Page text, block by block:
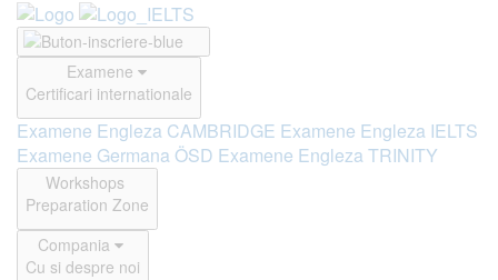
Examene
Certificari internationale
Examene Engleza CAMBRIDGE Examene Engleza IELTS
Examene Germana ÖSD Examene Engleza TRINITY
Workshops
Preparation Zone
Compania
Cu si despre noi